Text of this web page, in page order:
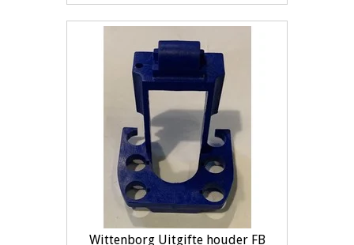
Wittenborg Uitgifte houder FB